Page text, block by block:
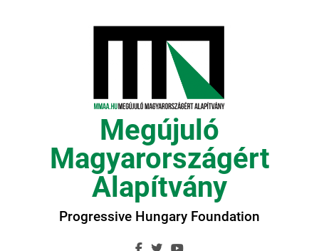
Megújuló
Magyarországért
Alapítvány
Progressive Hungary Foundation